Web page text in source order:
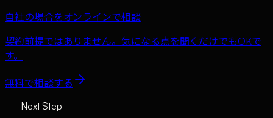
自社の場合をオンラインで相談
契約前提ではありません。気になる点を聞くだけでもOKで
す。
無料で相談する
—Next Step